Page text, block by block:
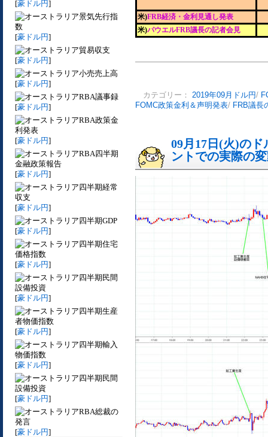
[豪ドル円]
景気先行指
数
[豪ドル円]
貿易収支
[豪ドル円]
小売売上高
[豪ドル円]
RBA議事録
[豪ドル円]
RBA政策金
利発表
[豪ドル円]
RBA四半期
金融政策報告
[豪ドル円]
四半期経常
収支
[豪ドル円]
四半期GDP
[豪ドル円]
四半期住宅
価格指数
[豪ドル円]
四半期民間
設備投資
[豪ドル円]
四半期生産
者物価指数
[豪ドル円]
四半期輸入
物価指数
[豪ドル円]
四半期民間
設備投資
[豪ドル円]
RBA総裁の
発言
[豪ドル円]
米)FRB経済・金利見通し発表
米)パウエルFRB議長の記者会見
カテゴリー： 2019年09月ドル円/
FOMC政策金利＆声明発表/ FRB議長
09月17日(火)の
ントでの実際の